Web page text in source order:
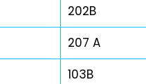
202B
207 A
103B